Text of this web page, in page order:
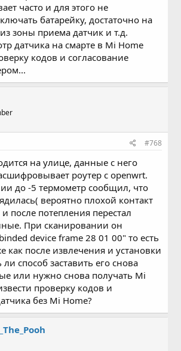
часто и для этого не
батарейку, достаточно на
зоны приема датчик и т.д.
датчика на смарте в Mi Home
кодов и согласование
#768
на улице, данные с него
роутер с openwrt.
до -5 термометр сообщил, что
вероятно плохой контакт
после потепления перестал
При сканировании он
device frame 28 01 00" то есть
как после извлечения и установки
ли способ заставить его снова
или нужно снова получать Mi
проверку кодов и
без Mi Home?